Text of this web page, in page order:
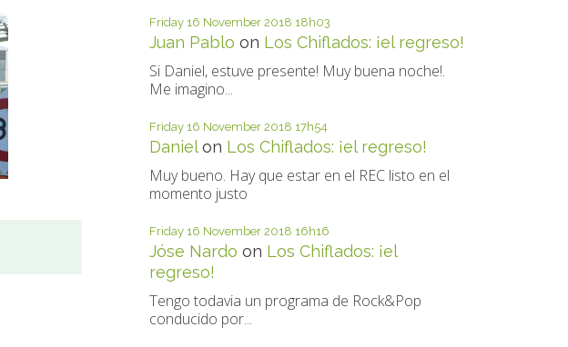
Friday 16 November 2018 18h03
Juan Pablo on Los Chiflados: ¡el regreso!
Si Daniel, estuve presente! Muy buena noche!.
Me imagino...
Friday 16 November 2018 17h54
Danielon Los Chiflados: ¡el regreso!
Muy bueno. Hay que estar en el REC listo en el
momento justo
Friday 16 November 2018 16h16
Jóse Nardo on Los Chiflados: ¡el
regreso!
Tengo todavia un programa de Rock&Pop
conducido por...